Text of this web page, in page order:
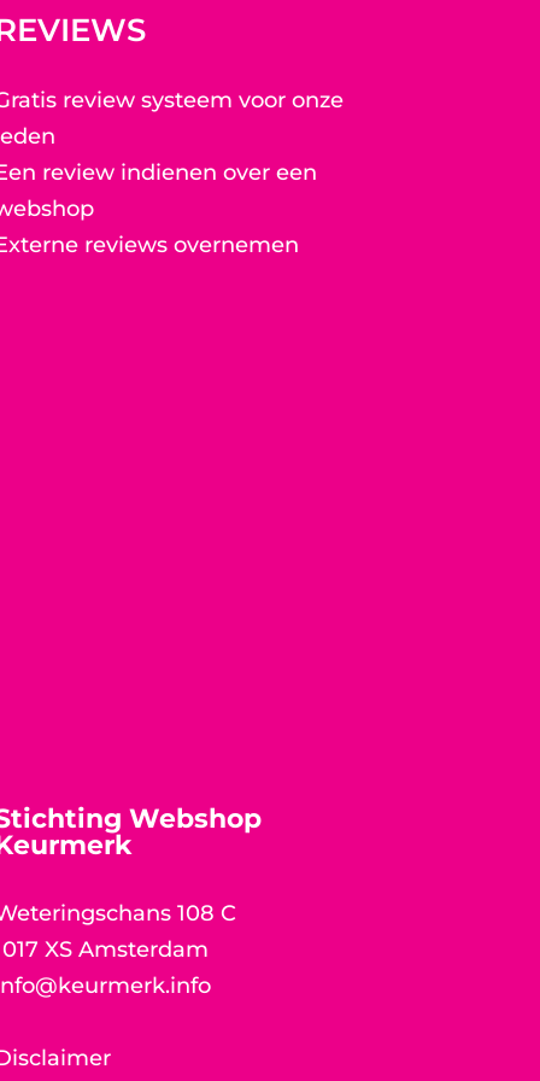
review systeem voor onze
review indienen over een
reviews overnemen
Webshop
108 C
XS Amsterdam